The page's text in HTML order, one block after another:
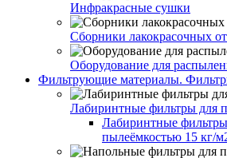
Инфракрасные сушки
Сборники лакокрасочных
Оборудование для
Фильтрующие материалы.
Лабиринтные фильтры для
Лабиринтные
пылеёмкостью 15 кг/